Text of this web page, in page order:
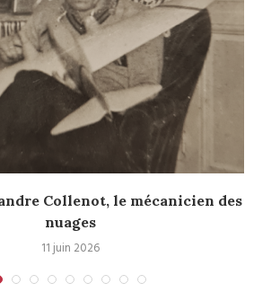
Collenot, le mécanicien des
nuages
11 juin 2026